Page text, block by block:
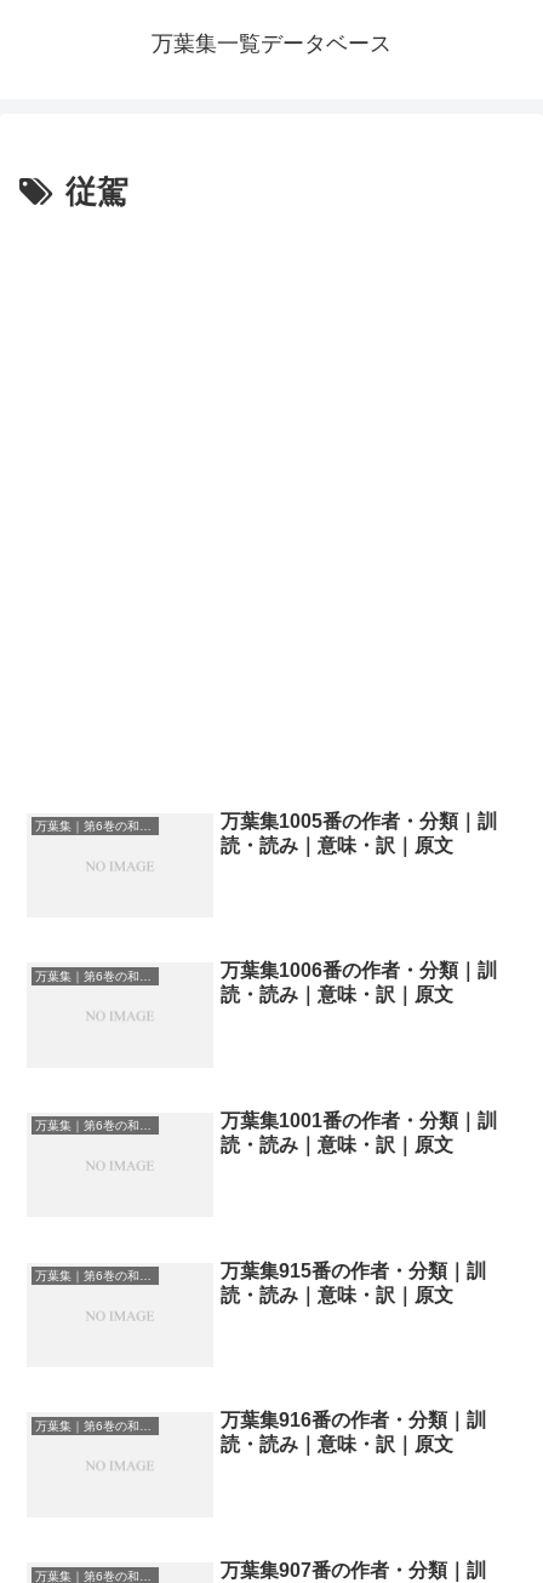
万葉集一覧データベース
従駕
万葉集1005番の作者・分類｜訓
読・読み｜意味・訳｜原文
万葉集1006番の作者・分類｜訓
読・読み｜意味・訳｜原文
万葉集｜第6巻の和歌一覧
万葉集1001番の作者・分類｜訓
読・読み｜意味・訳｜原文
万葉集915番の作者・分類｜訓
読・読み｜意味・訳｜原文
万葉集916番の作者・分類｜訓
読・読み｜意味・訳｜原文
万葉集907番の作者・分類｜訓